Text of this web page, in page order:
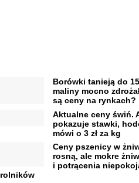
Borówki tanieją do 15
maliny mocno
są ceny na rynkach?
Aktualne ceny świń.
pokazuje stawki,
mówi o 3 zł za kg
Ceny pszenicy w
rosną, ale mokre
i potrącenia
rolników